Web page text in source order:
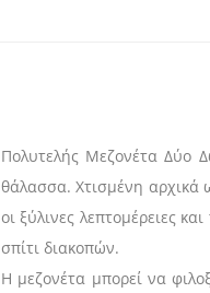
Πολυτελής Μεζονέτα Δύο
θάλασσα. Χτισμένη αρχικά
οι ξύλινες λεπτομέρειες
σπίτι διακοπών.
Η μεζονέτα μπορεί να